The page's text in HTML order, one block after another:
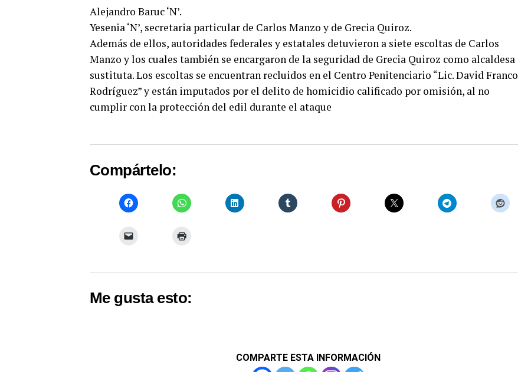
Alejandro Baruc ‘N’.
Yesenia ‘N’, secretaria particular de Carlos Manzo y de Grecia Quiroz.
Además de ellos, autoridades federales y estatales detuvieron a siete escoltas de Carlos
Manzo y los cuales también se encargaron de la seguridad de Grecia Quiroz como alcaldesa
sustituta. Los escoltas se encuentran recluidos en el Centro Penitenciario “Lic. David Franco
Rodríguez” y están imputados por el delito de homicidio calificado por omisión, al no
cumplir con la protección del edil durante el ataque
Compártelo:
Me gusta esto:
COMPARTE ESTA INFORMACIÓN